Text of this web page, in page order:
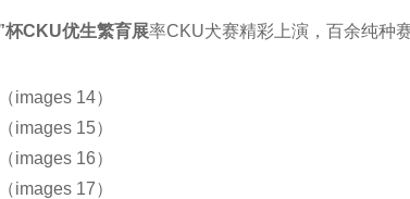
杯CKU优生繁育展率CKU犬赛精彩上演，百余纯种